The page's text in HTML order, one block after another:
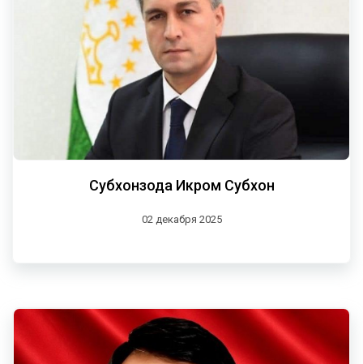
Субхонзода Икром Субхон
02 декабря 2025